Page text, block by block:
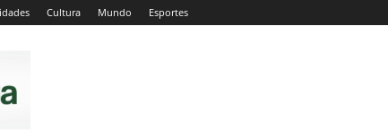
Cultura Mundo Esportes